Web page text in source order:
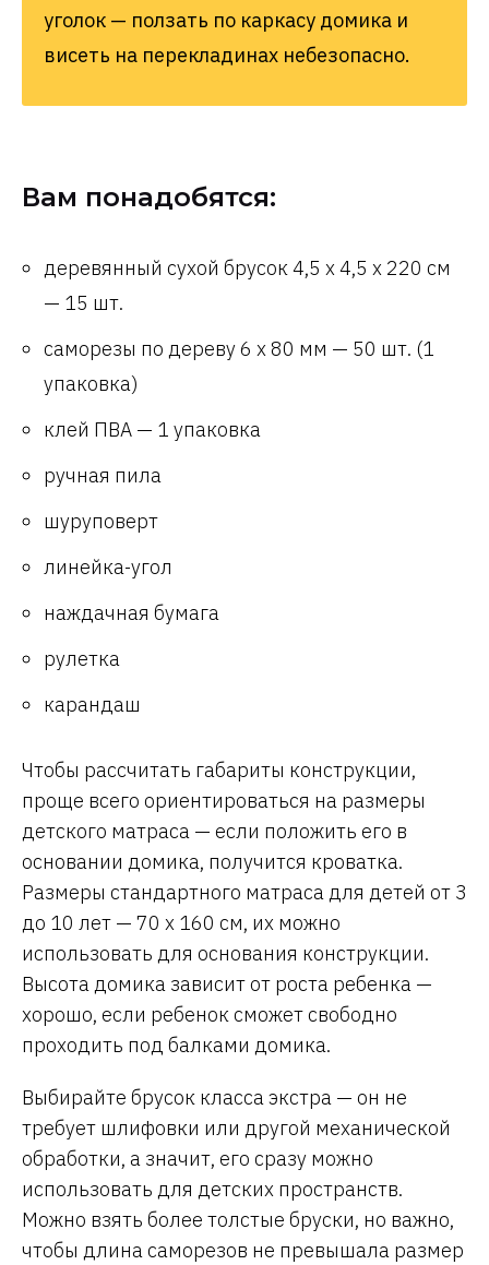
уголок — ползать по каркасу домика и
висеть на перекладинах небезопасно.
Вам понадобятся:
деревянный сухой брусок 4,5 х 4,5 х 220 см
— 15 шт.
саморезы по дереву 6 х 80 мм — 50 шт. (1
упаковка)
клей ПВА — 1 упаковка
ручная пила
шуруповерт
линейка-угол
наждачная бумага
рулетка
карандаш
Чтобы рассчитать габариты конструкции,
проще всего ориентироваться на размеры
детского матраса — если положить его в
основании домика, получится кроватка.
Размеры стандартного матраса для детей от 3
до 10 лет — 70 х 160 см, их можно
использовать для основания конструкции.
Высота домика зависит от роста ребенка —
хорошо, если ребенок сможет свободно
проходить под балками домика.
Выбирайте брусок класса экстра — он не
требует шлифовки или другой механической
обработки, а значит, его сразу можно
использовать для детских пространств.
Можно взять более толстые бруски, но важно,
чтобы длина саморезов не превышала размер